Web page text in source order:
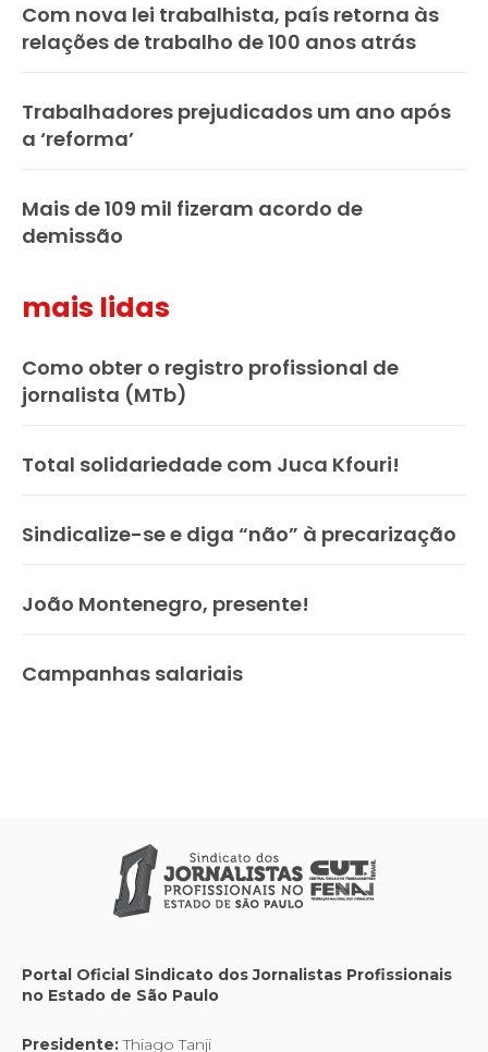
Com nova lei trabalhista, país retorna às
relações de trabalho de 100 anos atrás
Trabalhadores prejudicados um ano após
a ‘reforma’
Mais de 109 mil fizeram acordo de
demissão
mais lidas
Como obter o registro profissional de
jornalista (MTb)
Total solidariedade com Juca Kfouri!
Sindicalize-se e diga “não” à precarização
João Montenegro, presente!
Campanhas salariais
Portal Oficial Sindicato dos Jornalistas Profissionais
no Estado de São Paulo
Presidente:Thiago Tanji